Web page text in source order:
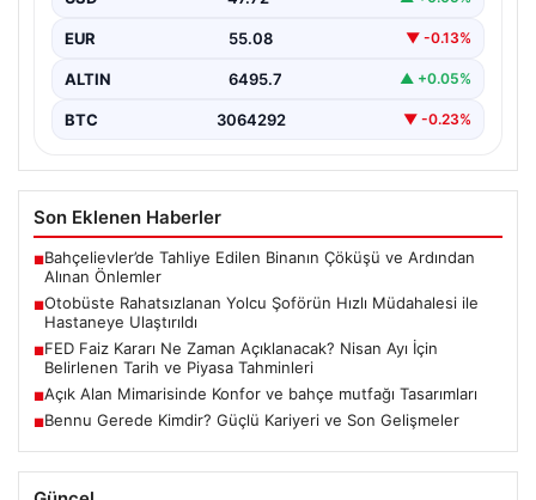
Sinan…
EUR 55.08 ▼ -0.13%
ALTIN 6495.7 ▲ +0.05%
BTC 3064292 ▼ -0.23%
Son Eklenen Haberler
■Bahçelievler’de Tahliye Edilen Binanın Çöküşü ve Ardından
Alınan Önlemler
■Otobüste Rahatsızlanan Yolcu Şoförün Hızlı Müdahalesi ile
Hastaneye Ulaştırıldı
■FED Faiz Kararı Ne Zaman Açıklanacak? Nisan Ayı İçin
Belirlenen Tarih ve Piyasa Tahminleri
■Açık Alan Mimarisinde Konfor ve bahçe mutfağı Tasarımları
■Bennu Gerede Kimdir? Güçlü Kariyeri ve Son Gelişmeler